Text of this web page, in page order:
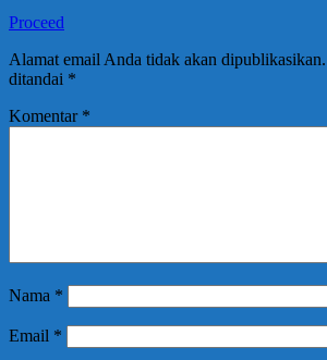
Proceed
Alamat email Anda tidak akan dipublikasikan.
ditandai *
Komentar *
Nama *
Email *